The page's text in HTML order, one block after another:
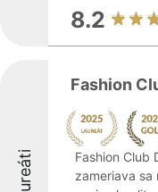
8.2
Laureáti
Fashion
Fashion Club
zameriava sa